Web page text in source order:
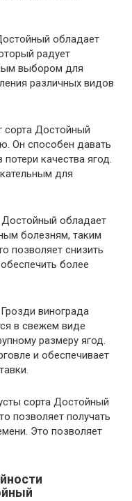
обладает
радует
выбором для
различных видов
сорта Достойный
Он способен давать
качества ягод.
для
Достойный обладает
болезням, таким
позволяет снизить
более
винограда
в свежем виде
размеру ягод.
и обеспечивает
сорта Достойный
позволяет получать
Это позволяет